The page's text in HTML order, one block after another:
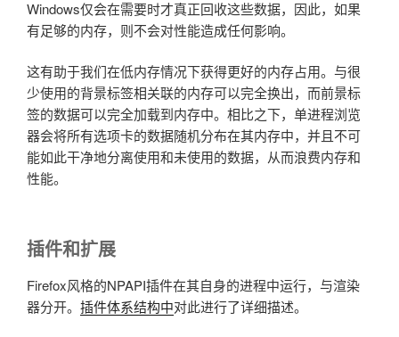
Windows仅会在需要时才真正回收这些数据，因此，如果
有足够的内存，则不会对性能造成任何影响。
这有助于我们在低内存情况下获得更好的内存占用。与很
少使用的背景标签相关联的内存可以完全换出，而前景标
签的数据可以完全加载到内存中。相比之下，单进程浏览
器会将所有选项卡的数据随机分布在其内存中，并且不可
能如此干净地分离使用和未使用的数据，从而浪费内存和
性能。
插件和扩展
Firefox风格的NPAPI插件在其自身的进程中运行，与渲染
器分开。 插件体系结构中对此进行了详细描述。